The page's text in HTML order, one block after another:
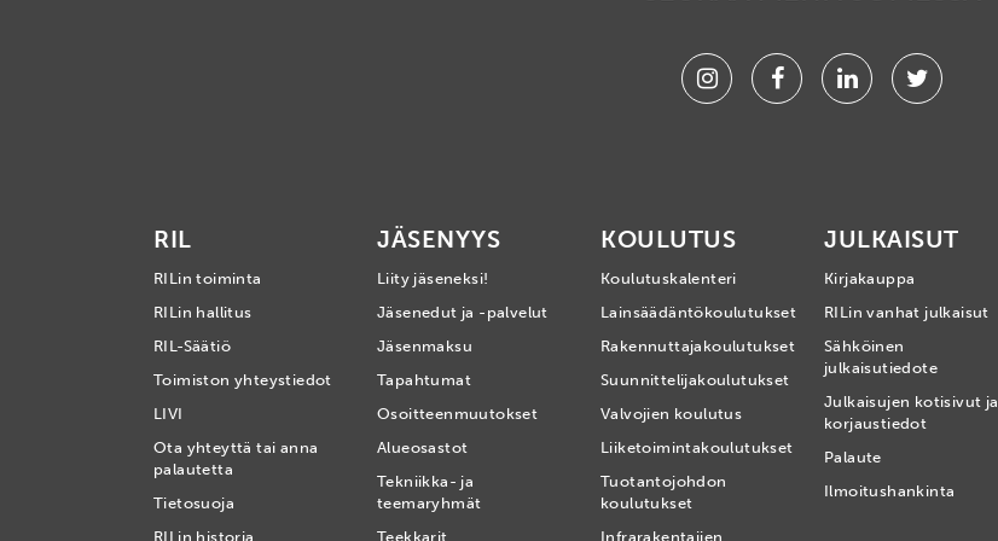
InstagramFacebookLinkedinTwitter
RIL
RILin toiminta
RILin hallitus
RIL-Säätiö
Toimiston yhteystiedot
LIVI
Ota yhteyttä tai anna
palautetta
Tietosuoja
RILin historia
JÄSENYYS
Liity jäseneksi!
Jäsenedut ja -palvelut
Jäsenmaksu
Tapahtumat
Osoitteenmuutokset
Alueosastot
Tekniikka- ja
teemaryhmät
Teekkarit
KOULUTUS
Koulutuskalenteri
Lainsäädäntökoulutukset
Rakennuttajakoulutukset
Suunnittelijakoulutukset
Valvojien koulutus
Liiketoimintakoulutukset
Tuotantojohdon
koulutukset
Infrarakentajien
JULKAISUT
Kirjakauppa
RILin vanhat julkaisut
Sähköinen
julkaisutiedote
Julkaisujen kotisivut ja
korjaustiedot
Palaute
Ilmoitushankinta